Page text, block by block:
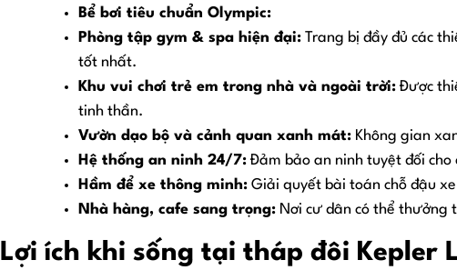
Bể bơi tiêu chuẩn Olympic:
Phòng tập gym & spa hiện đại: Trang bị đầy đủ các
tốt nhất.
Khu vui chơi trẻ em trong nhà và ngoài trời:Được
tinh thần.
Vườn dạo bộ và cảnh quan xanh mát: Không gian
Hệ thống an ninh 24/7:Đảm bảo an ninh tuyệt đối
Hầm để xe thông minh: Giải quyết bài toán chỗ đậu
Nhà hàng, cafe sang trọng: Nơi cư dân có thể thưởng
Lợi ích khi sống tại tháp đôi Kepler